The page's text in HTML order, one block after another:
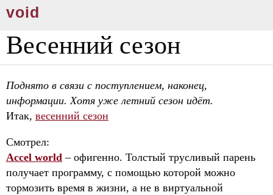
void
Весенний сезон
Поднято в связи с поступлением, наконец,
информации. Хотя уже летний сезон идёт.
Итак, весенний сезон
Смотрел:
Accel world – офигенно. Толстый трусливый парень
получает программу, с помощью которой можно
тормозить время в жизни, а не в виртуальной